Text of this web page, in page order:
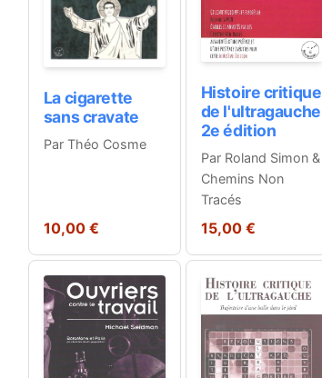
La cigarette
sans cravate
Par Théo Cosme
10,00 €
Histoire critique
de l'ultragauche
2e édition
Par Roland Simon &
Chemins Non
Tracés
15,00 €